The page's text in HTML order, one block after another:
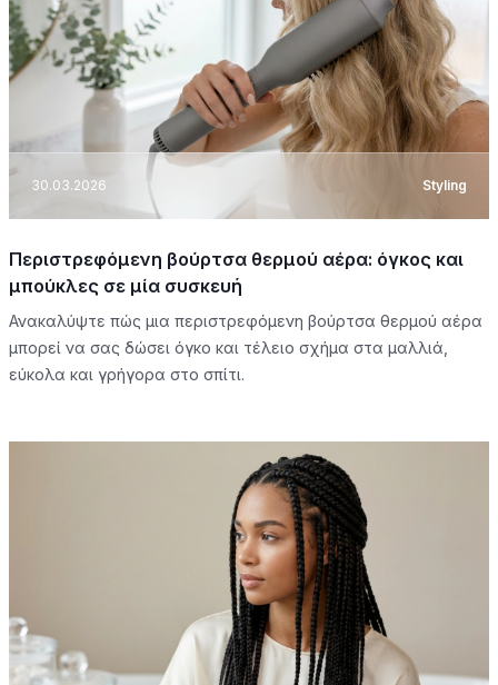
30.03.2026 Styling
Περιστρεφόμενη βούρτσα θερμού αέρα: όγκος και
μπούκλες σε μία συσκευή
Ανακαλύψτε πώς μια περιστρεφόμενη βούρτσα θερμού αέρα
μπορεί να σας δώσει όγκο και τέλειο σχήμα στα μαλλιά,
εύκολα και γρήγορα στο σπίτι.